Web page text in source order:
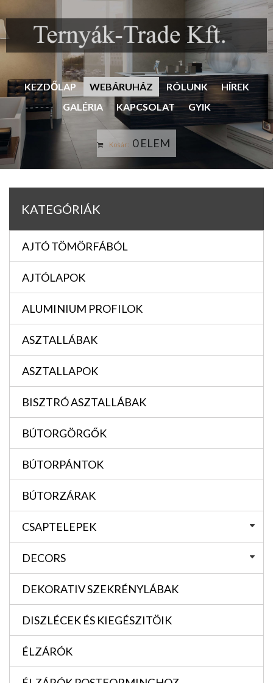
KEZDŐLAP WEBÁRUHÁZ RÓLUNK
HÍREK
GALÉRIA
KAPCSOLAT GYIK
Kosár: 0 ELEM
KATEGÓRIÁK
AJTÓ TÖMÖRFÁBÓL
AJTÓLAPOK
ALUMINIUM PROFILOK
ASZTALLÁBAK
ASZTALLAPOK
BISZTRÓ ASZTALLÁBAK
BÚTORGÖRGŐK
BÚTORPÁNTOK
BÚTORZÁRAK
CSAPTELEPEK
DECORS
DEKORATIV SZEKRÉNYLÁBAK
DISZLÉCEK ÉS KIEGÉSZITÖIK
ÉLZÁRÓK